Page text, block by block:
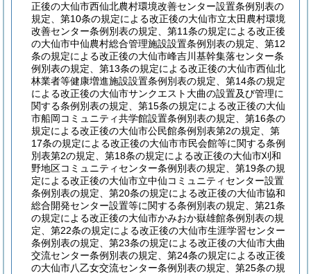
正後の大仙市西仙北農村環境改善センター設置条例別表の
規定、第10条の規定による改正後の大仙市立太田農村環境
改善センター条例別表の規定、第11条の規定による改正後
の大仙市中仙農村総合管理施設設置条例別表の規定、第12
条の規定による改正後の大仙市峰吉川基幹集落センター条
例別表の規定、第13条の規定による改正後の大仙市西仙北
林業者等健康増進施設設置条例別表の規定、第14条の規定
による改正後の大仙市サンクエスト大曲の設置及び管理に
関する条例別表の規定、第15条の規定による改正後の大仙
市船岡コミュニティ共学館設置条例別表の規定、第16条の
規定による改正後の大仙市公民館条例別表第2の規定、第
17条の規定による改正後の大仙市市民会館等に関する条例
別表第2の規定、第18条の規定による改正後の大仙市刈和
野地区コミュニティセンター条例別表の規定、第19条の規
定による改正後の大仙市立中仙コミュニティセンター設置
条例別表の規定、第20条の規定による改正後の大仙市協和
総合開発センター設置等に関する条例別表の規定、第21条
の規定による改正後の大仙市かみおか嶽雄館条例別表の規
定、第22条の規定による改正後の大仙市生涯学習センター
条例別表の規定、第23条の規定による改正後の大仙市大曲
交流センター条例別表の規定、第24条の規定による改正後
の大仙市八乙女交流センター条例別表の規定、第25条の規